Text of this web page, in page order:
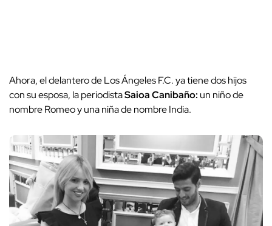
Ahora, el delantero de Los Ángeles F.C. ya tiene dos hijos
con su esposa, la periodistaSaioa Canibaño: un niño de
nombre Romeo y una niña de nombre India.